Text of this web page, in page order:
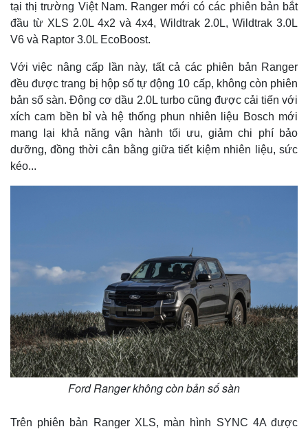
tại thị trường Việt Nam. Ranger mới có các phiên bản bắt
đầu từ XLS 2.0L 4x2 và 4x4, Wildtrak 2.0L, Wildtrak 3.0L
V6 và Raptor 3.0L EcoBoost.
Với việc nâng cấp lần này, tất cả các phiên bản Ranger
đều được trang bị hộp số tự động 10 cấp, không còn phiên
bản số sàn. Động cơ dầu 2.0L turbo cũng được cải tiến với
xích cam bền bỉ và hệ thống phun nhiên liệu Bosch mới
mang lại khả năng vận hành tối ưu, giảm chi phí bảo
dưỡng, đồng thời cân bằng giữa tiết kiệm nhiên liệu, sức
kéo...
Ford Ranger không còn bản số sàn
Trên phiên bản Ranger XLS, màn hình SYNC 4A được